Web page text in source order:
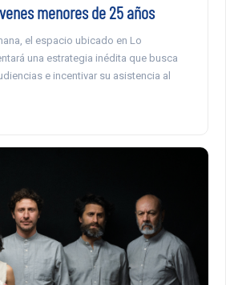
menores de 25 años
el espacio ubicado en Lo
una estrategia inédita que busca
e incentivar su asistencia al